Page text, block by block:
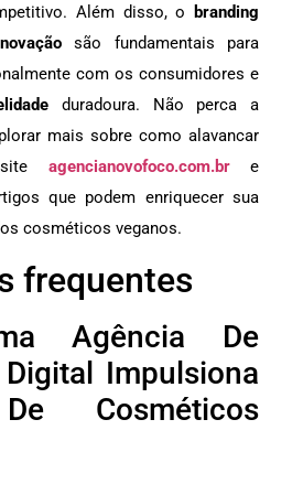
Além disso, o
branding
são fundamentais para
com os consumidores e
duradoura. Não perca a
mais sobre como alavancar
agencianovofoco.com.bre
que podem enriquecer sua
cosméticos veganos.
frequentes
Agência De
Impulsiona
Cosméticos